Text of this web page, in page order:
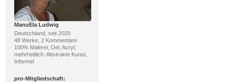
ManuEla Ludwig
Deutschland, seit 2020
48 Werke, 2 Kommentare
100% Malerei; Oel, Acryl;
mehrheitlich: Abstrakte Kunst,
Informel
pro-Mitgliedschaft: